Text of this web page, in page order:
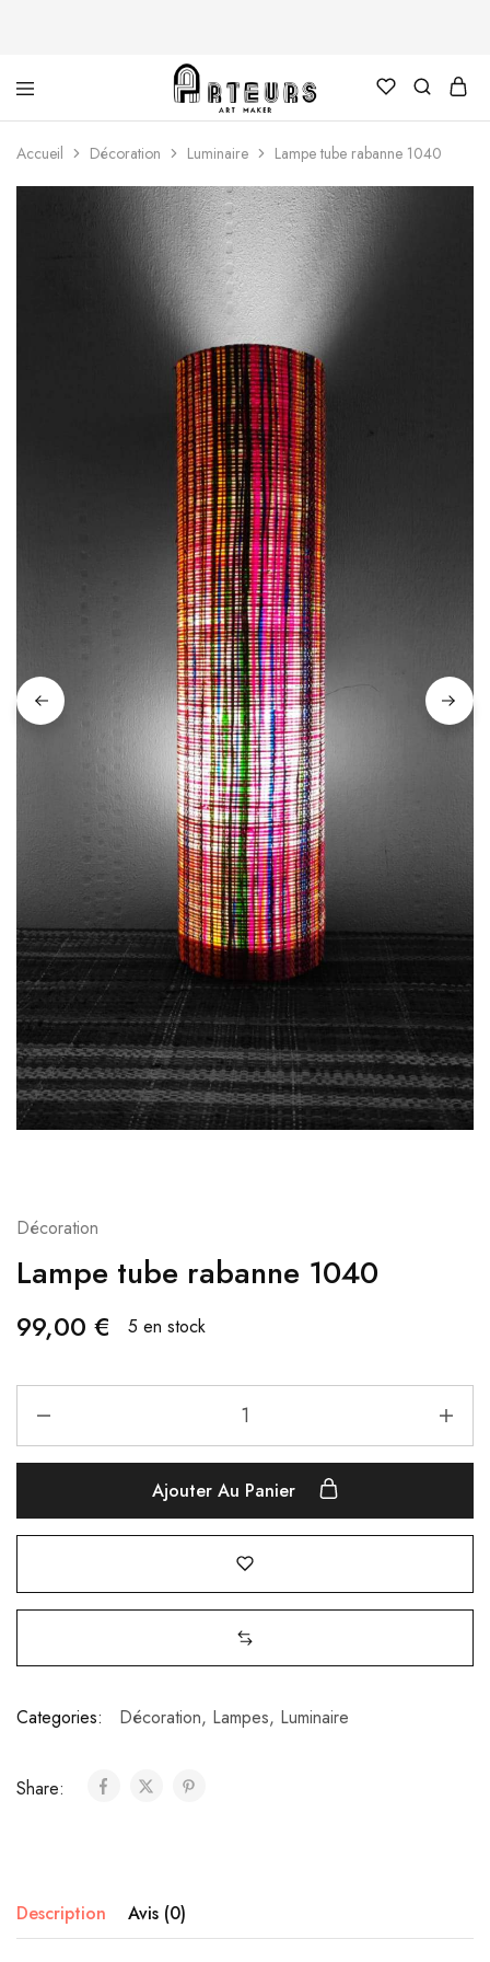
Arteurs
Accueil Décoration Luminaire Lampe tube rabanne 1040
Décoration
Lampe tube rabanne 1040
99,00 € 5 en stock
Ajouter Au Panier
Categories: Décoration, Lampes, Luminaire
Share:
Description Avis (0)